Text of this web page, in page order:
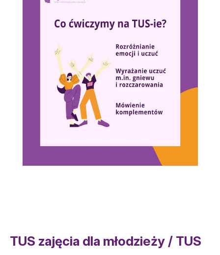
TUS zajęcia dla młodzieży / TUS